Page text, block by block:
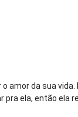
amor da sua vida.
pra ela, então ela